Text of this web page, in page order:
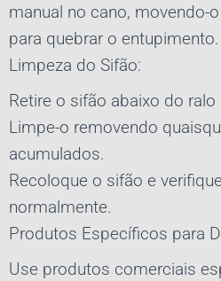
manual no cano, movendo-
para quebrar o entupimento.
Limpeza do Sifão:
Retire o sifão abaixo do ralo
Limpe-o removendo
acumulados.
Recoloque o sifão e
normalmente.
Produtos Específicos para
Use produtos comerciais